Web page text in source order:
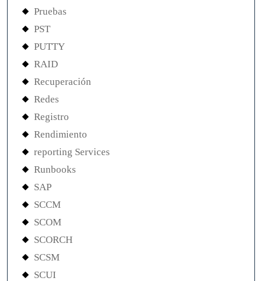
Pruebas
PST
PUTTY
RAID
Recuperación
Redes
Registro
Rendimiento
reporting Services
Runbooks
SAP
SCCM
SCOM
SCORCH
SCSM
SCUI